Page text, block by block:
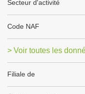
Secteur d'activité
Code NAF
> Voir toutes les
Filiale de